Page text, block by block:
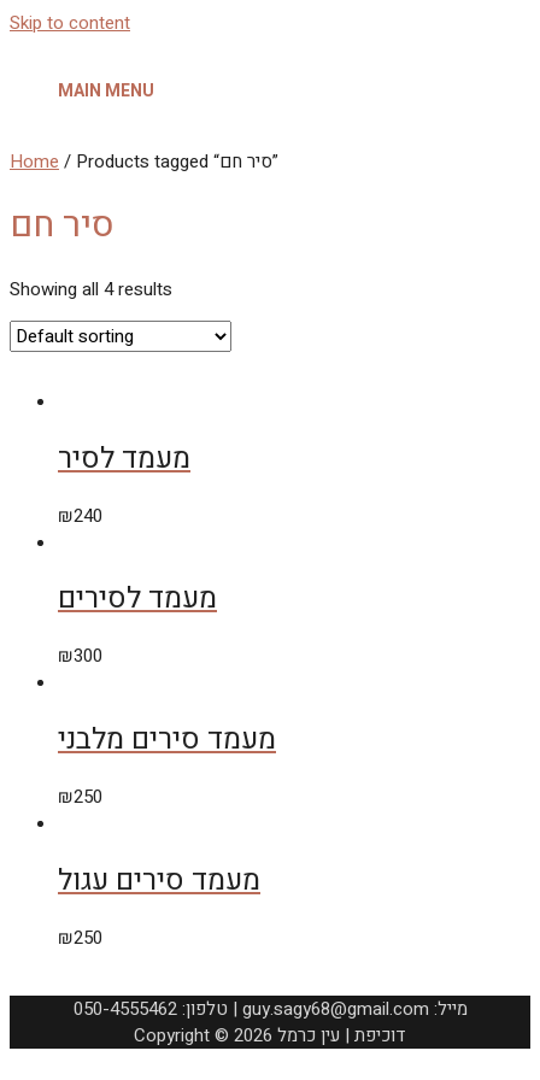
Skip to content
MAIN MENU
Home / Products tagged “סיר חם”
סיר חם
Showing all 4 results
מעמד לסיר
₪240
מעמד לסירים
₪300
מעמד סירים מלבני
₪250
מעמד סירים עגול
₪250
050-4555462 :טלפון | guy.sagy68@gmail.com :מייל
Copyright © 2026 דוכיפת | עין כרמל